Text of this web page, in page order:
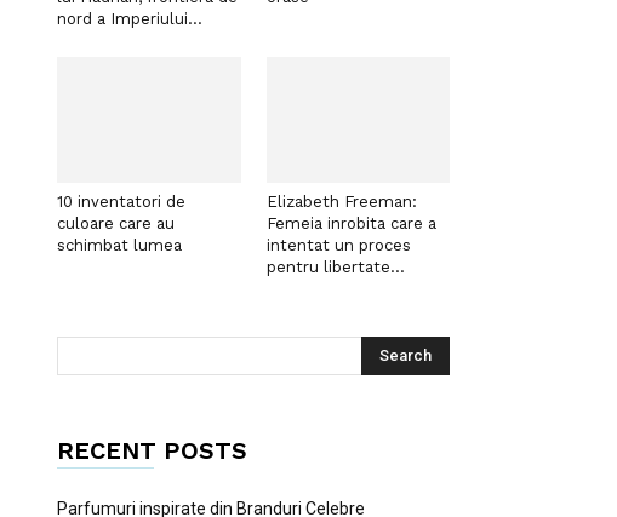
nord a Imperiului...
10 inventatori de
culoare care au
schimbat lumea
Elizabeth Freeman:
Femeia inrobita care a
intentat un proces
pentru libertate...
RECENT POSTS
Parfumuri inspirate din Branduri Celebre